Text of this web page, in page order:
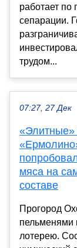
работает по
сепарации.
трудом...
07:27, 27 Дек
«Элитные»
мяса на
составе
Прогород
пельменями
лотерею.